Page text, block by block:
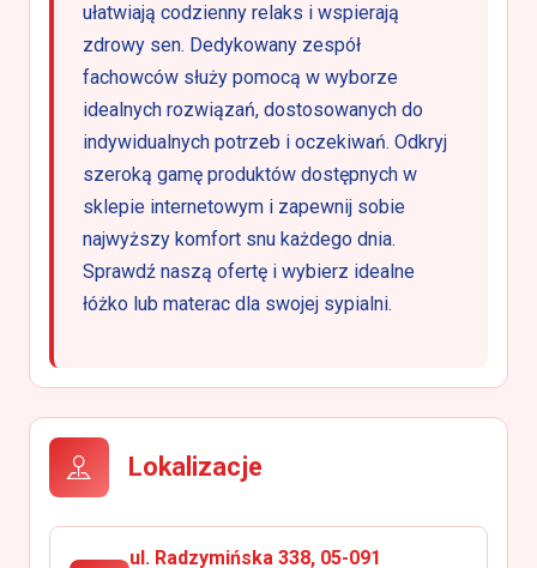
ułatwiają codzienny relaks i wspierają
zdrowy sen. Dedykowany zespół
fachowców służy pomocą w wyborze
idealnych rozwiązań, dostosowanych do
indywidualnych potrzeb i oczekiwań. Odkryj
szeroką gamę produktów dostępnych w
sklepie internetowym i zapewnij sobie
najwyższy komfort snu każdego dnia.
Sprawdź naszą ofertę i wybierz idealne
łóżko lub materac dla swojej sypialni.
Lokalizacje
ul. Radzymińska 338, 05-091